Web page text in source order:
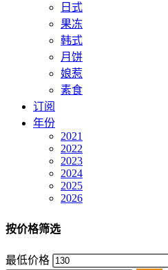
日式
果冻
韩式
月饼
娘惹
素食
订阅
年份
2021
2022
2023
2024
2025
2026
按价格筛选
最低价格